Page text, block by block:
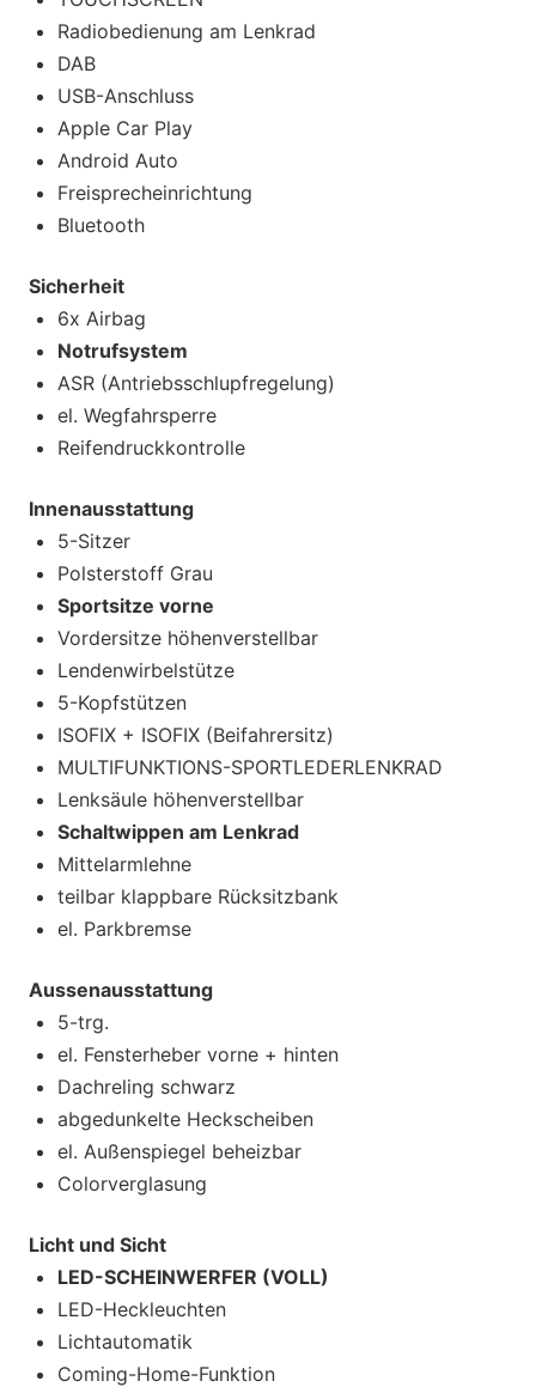
Radiobedienung am Lenkrad
DAB
USB-Anschluss
Apple Car Play
Android Auto
Freisprecheinrichtung
Bluetooth
Sicherheit
6x Airbag
Notrufsystem
ASR (Antriebsschlupfregelung)
el. Wegfahrsperre
Reifendruckkontrolle
Innenausstattung
5-Sitzer
Polsterstoff Grau
Sportsitze vorne
Vordersitze höhenverstellbar
Lendenwirbelstütze
5-Kopfstützen
ISOFIX + ISOFIX (Beifahrersitz)
MULTIFUNKTIONS-SPORTLEDERLENKRAD
Lenksäule höhenverstellbar
Schaltwippen am Lenkrad
Mittelarmlehne
teilbar klappbare Rücksitzbank
el. Parkbremse
Aussenausstattung
5-trg.
el. Fensterheber vorne + hinten
Dachreling schwarz
abgedunkelte Heckscheiben
el. Außenspiegel beheizbar
Colorverglasung
Licht und Sicht
LED-SCHEINWERFER (VOLL)
LED-Heckleuchten
Lichtautomatik
Coming-Home-Funktion